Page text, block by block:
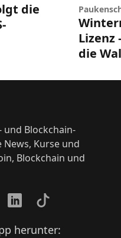
die
Lizenz
die
und Blockchain-
Kurse und
Blockchain und
LinkedInTikTok
herunter: